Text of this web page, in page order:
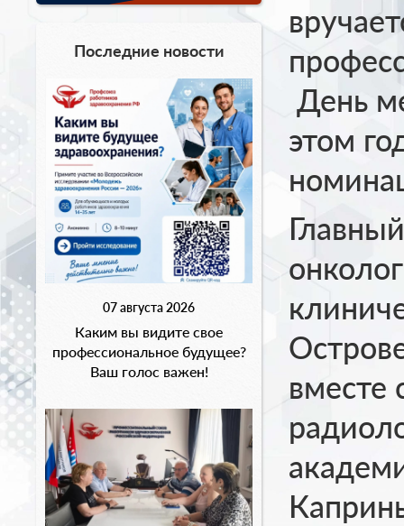
Последние новости
07 августа 2026
Каким вы видите свое
профессиональное будущее?
Ваш голос важен!
День
этом